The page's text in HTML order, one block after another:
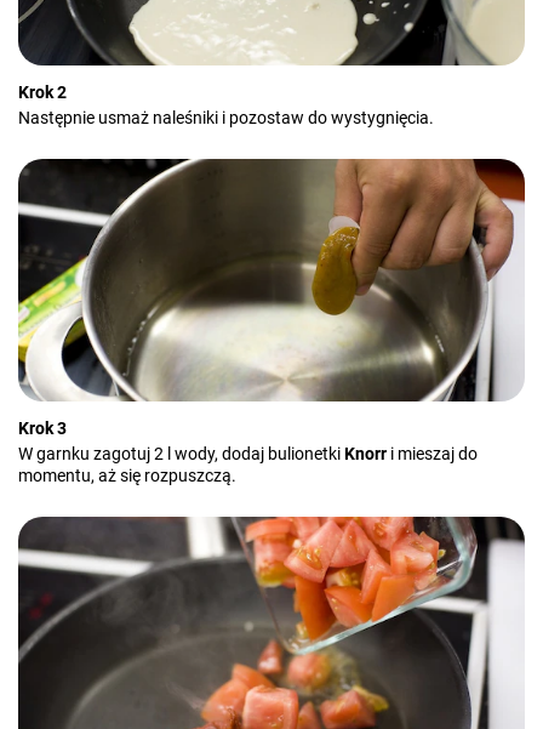
Krok 2
Następnie usmaż naleśniki i pozostaw do wystygnięcia.
Krok 3
W garnku zagotuj 2 l wody, dodaj bulionetkiKnorr i mieszaj do
momentu, aż się rozpuszczą.